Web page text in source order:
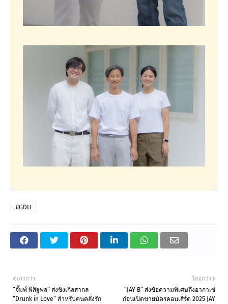
#GDH
ใหม่กว่า
“JAY B” ส่งข้อความพิเศษถึงอากาเซ่
ก่อนเปิดขายบัตรคอนเสิร์ต 2025 JAY
เก่ากว่า
“จั๊มพ์ พิสิฐพล” ส่งซิงเกิลสากล
“Drunk in Love” สำหรับคนคลั่งรัก